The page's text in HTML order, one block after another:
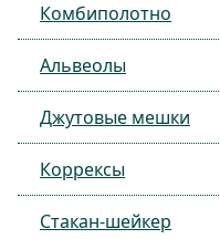
Комбиполотно
Альвеолы
Джутовые мешки
Коррексы
Стакан-шейкер